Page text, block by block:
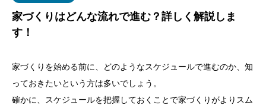
家づくりはどんな流れで進む？詳しく解説しま
す！
家づくりを始める前に、どのようなスケジュールで進むのか、知
っておきたいという方は多いでしょう。
確かに、スケジュールを把握しておくことで家づくりがよりスム